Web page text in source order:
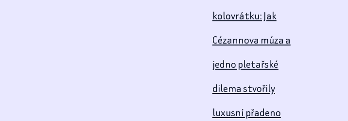
kolovrátku: Jak
Cézannova múza a
jedno pletařské
dilema stvořily
luxusní přadeno